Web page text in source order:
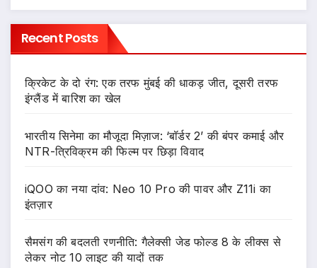
Recent Posts
क्रिकेट के दो रंग: एक तरफ मुंबई की धाकड़ जीत, दूसरी तरफ
इंग्लैंड में बारिश का खेल
भारतीय सिनेमा का मौजूदा मिज़ाज: ‘बॉर्डर 2’ की बंपर कमाई और
NTR-त्रिविक्रम की फिल्म पर छिड़ा विवाद
iQOO का नया दांव: Neo 10 Pro की पावर और Z11i का
इंतज़ार
सैमसंग की बदलती रणनीति: गैलेक्सी जेड फोल्ड 8 के लीक्स से
लेकर नोट 10 लाइट की यादों तक